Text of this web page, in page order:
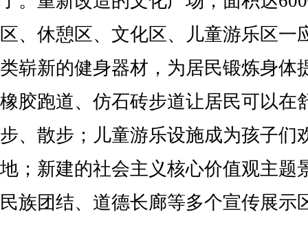
区、休憩区、文化区、儿童游乐区一
类崭新的健身器材，为居民锻炼身体
橡胶跑道、仿石砖步道让居民可以在
步、散步；儿童游乐设施成为孩子们
地；新建的社会主义核心价值观主题
民族团结、道德长廊等多个宣传展示